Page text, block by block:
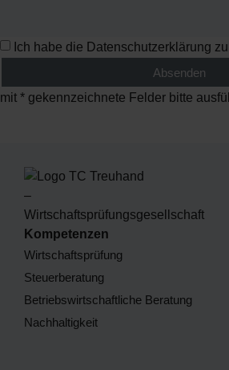
Ich habe die Datenschutzerklärung
Absenden
mit * gekennzeichnete Felder bitte
Kompetenzen
Wirtschaftsprüfung
Steuerberatung
Betriebswirtschaftliche Beratung
Nachhaltigkeit